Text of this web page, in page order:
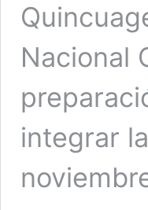
Nacional
integrar